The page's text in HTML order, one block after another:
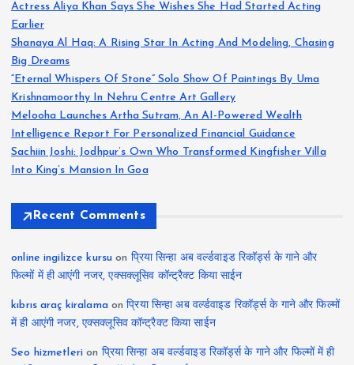
Actress Aliya Khan Says She Wishes She Had Started Acting
Earlier
Shanaya Al Haq: A Rising Star In Acting And Modeling, Chasing
Big Dreams
“Eternal Whispers Of Stone” Solo Show Of Paintings By Uma
Krishnamoorthy In Nehru Centre Art Gallery
Melooha Launches Artha Sutram, An AI-Powered Wealth
Intelligence Report For Personalized Financial Guidance
Sachiin Joshi: Jodhpur’s Own Who Transformed Kingfisher Villa
Into King’s Mansion In Goa
Recent Comments
online ingilizce kursu on प्रिया सिन्हा अब वर्ल्डवाइड रिकॉर्ड्स के गाने और
फिल्मों में ही आएंगी नजर, एक्सक्लूसिव कॉन्ट्रैक्ट किया साईन
kıbrıs araç kiralamaonप्रिया सिन्हा अब वर्ल्डवाइड रिकॉर्ड्स के गाने और फिल्मों
में ही आएंगी नजर, एक्सक्लूसिव कॉन्ट्रैक्ट किया साईन
Seo hizmetleri on प्रिया सिन्हा अब वर्ल्डवाइड रिकॉर्ड्स के गाने और फिल्मों में ही